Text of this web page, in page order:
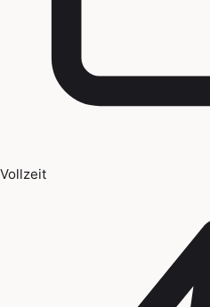
Vollzeit